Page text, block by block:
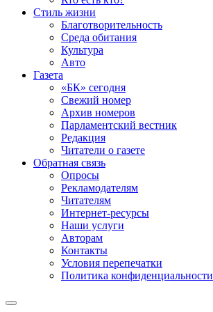
Стиль жизни
Благотворительность
Среда обитания
Культура
Авто
Газета
«БК» сегодня
Свежий номер
Архив номеров
Парламентский вестник
Редакция
Читатели о газете
Обратная связь
Опросы
Рекламодателям
Читателям
Интернет-ресурсы
Наши услуги
Авторам
Контакты
Условия перепечатки
Политика конфиденциальности